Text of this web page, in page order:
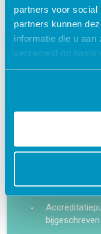
partners voor social
partners kunnen
informatie die u aan
verzameld op basis
Waarom
e-
Flexibel –
Interactieve
24/7
bijgeschreven